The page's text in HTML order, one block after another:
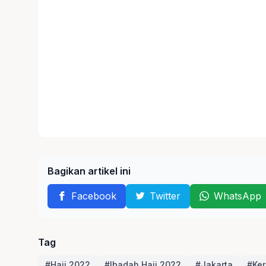
Bagikan artikel ini
Facebook Twitter WhatsApp
Tag